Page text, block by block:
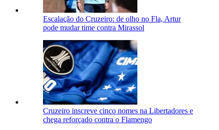
Escalação do Cruzeiro: de olho no Fla, Artur
pode mudar time contra Mirassol
Cruzeiro inscreve cinco nomes na Libertadores e
chega reforçado contra o Flamengo